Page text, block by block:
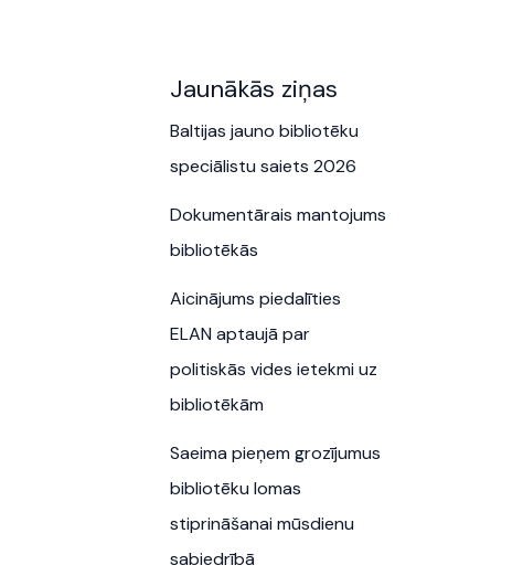
Jaunākās ziņas
Baltijas jauno bibliotēku
speciālistu saiets 2026
Dokumentārais mantojums
bibliotēkās
Aicinājums piedalīties
ELAN aptaujā par
politiskās vides ietekmi uz
bibliotēkām
Saeima pieņem grozījumus
bibliotēku lomas
stiprināšanai mūsdienu
sabiedrībā